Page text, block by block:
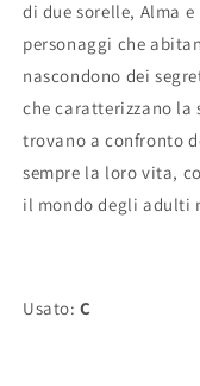
di due sorelle, Alma
personaggi che
nascondono dei
che caratterizzano
trovano a confronto
sempre la loro vita,
il mondo degli adulti
Usato: C